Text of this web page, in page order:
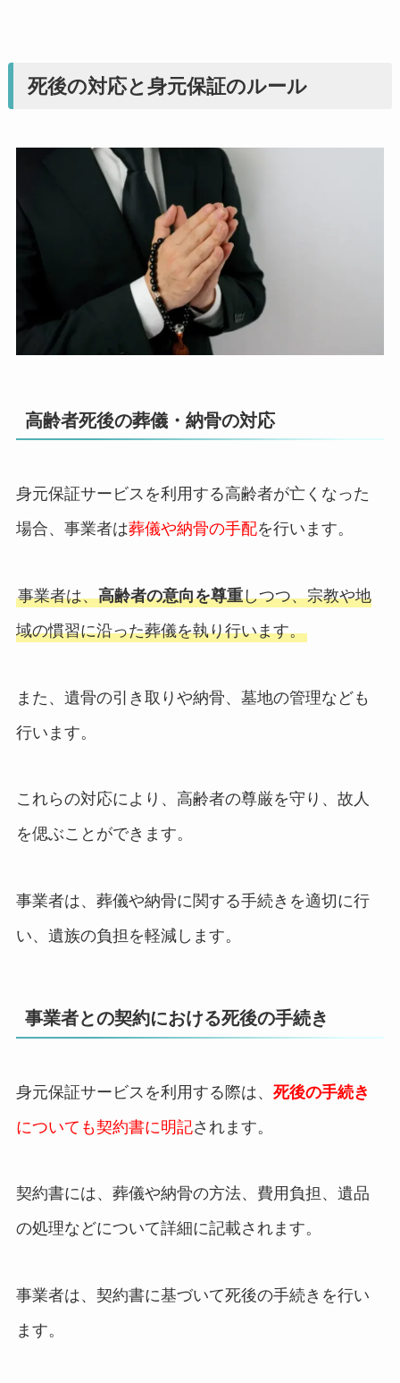
死後の対応と身元保証のルール
高齢者死後の葬儀・納骨の対応
身元保証サービスを利用する高齢者が亡くなった
場合、事業者は葬儀や納骨の手配を行います。
事業者は、高齢者の意向を尊重しつつ、宗教や地
域の慣習に沿った葬儀を執り行います。
また、遺骨の引き取りや納骨、墓地の管理なども
行います。
これらの対応により、高齢者の尊厳を守り、故人
を偲ぶことができます。
事業者は、葬儀や納骨に関する手続きを適切に行
い、遺族の負担を軽減します。
事業者との契約における死後の手続き
身元保証サービスを利用する際は、 死後の手続き
についても契約書に明記されます。
契約書には、葬儀や納骨の方法、費用負担、遺品
の処理などについて詳細に記載されます。
事業者は、契約書に基づいて死後の手続きを行い
ます。